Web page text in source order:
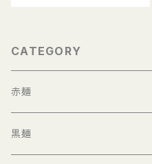
CATEGORY
赤麺
黒麺